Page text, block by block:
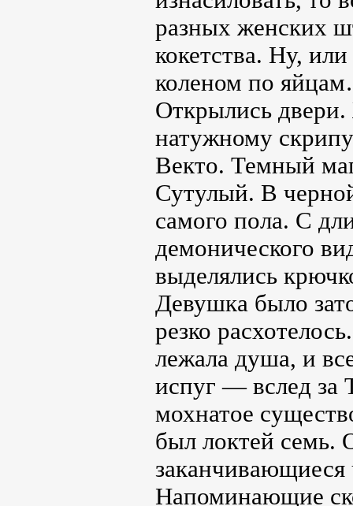
разных женских
кокетства. Ну,
коленом по
Открылись
натужному
Векто. Темный
Сутулый. В
самого пола. С
демонического
выделялись
Девушка было
резко
лежала душа, и
испуг — вслед за
мохнатое
был локтей семь.
Напоминающие